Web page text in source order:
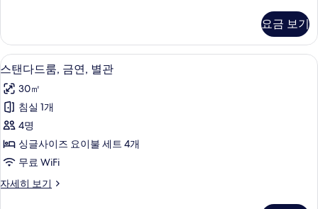
기
히
보
기
진
모
두
보
기
1F
670ft2
자
히
보
기
요금 보기
스
탠
다
드
룸,
금
별
스탠다드룸, 금연, 별관 | 고급 침구,
18
스탠다드룸, 금연, 별관
30㎡
침실 1개
4명
싱글사이즈 요이불 세트 4개
무료 WiFi
자세히 보기
스